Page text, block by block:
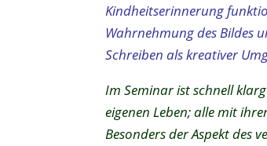
Kindheitserinnerung
Wahrnehmung des Bildes
Schreiben als kreativer
Im Seminar ist schnell
eigenen Leben; alle mit
Besonders der Aspekt des